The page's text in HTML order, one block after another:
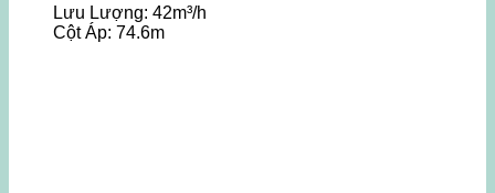
Lưu Lượng: 42m³/h
Cột Áp: 74.6m